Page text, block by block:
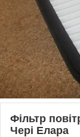
Фільтр
Чері Елара